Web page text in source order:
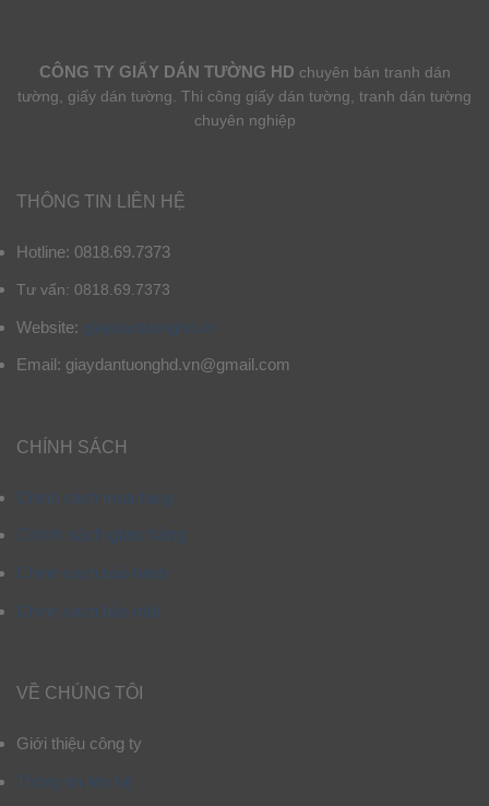
CÔNG TY GIẤY DÁN TƯỜNG HD chuyên bán tranh dán
tường, giấy dán tường. Thi công giấy dán tường, tranh dán tường
chuyên nghiệp
THÔNG TIN LIÊN HỆ
Hotline: 0818.69.7373
Tư vấn: 0818.69.7373
Website: giaydantuonghd.vn
Email: giaydantuonghd.vn@gmail.com
CHÍNH SÁCH
Chính sách mua hàng
Chính sách giao hàng
Chính sách bảo hành
Chính sách bảo mật
VỀ CHÚNG TÔI
Giới thiệu công ty
Thông tin liên hệ